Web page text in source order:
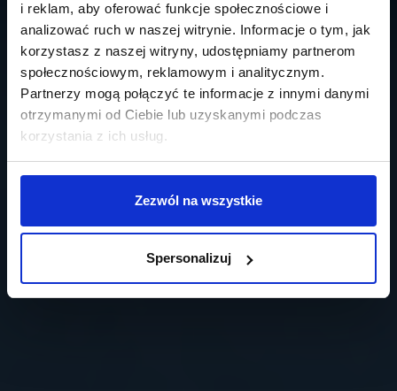
i reklam, aby oferować funkcje społecznościowe i
analizować ruch w naszej witrynie. Informacje o tym, jak
korzystasz z naszej witryny, udostępniamy partnerom
społecznościowym, reklamowym i analitycznym.
Partnerzy mogą połączyć te informacje z innymi danymi
otrzymanymi od Ciebie lub uzyskanymi podczas
korzystania z ich usług.
Zezwól na wszystkie
Spersonalizuj